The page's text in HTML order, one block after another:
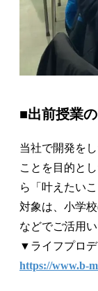
■出前授業
当社で開発を
ことを目的と
ら「叶えたい
対象は、小学
などでご活用い
▼ライフプロ
https://www.b-